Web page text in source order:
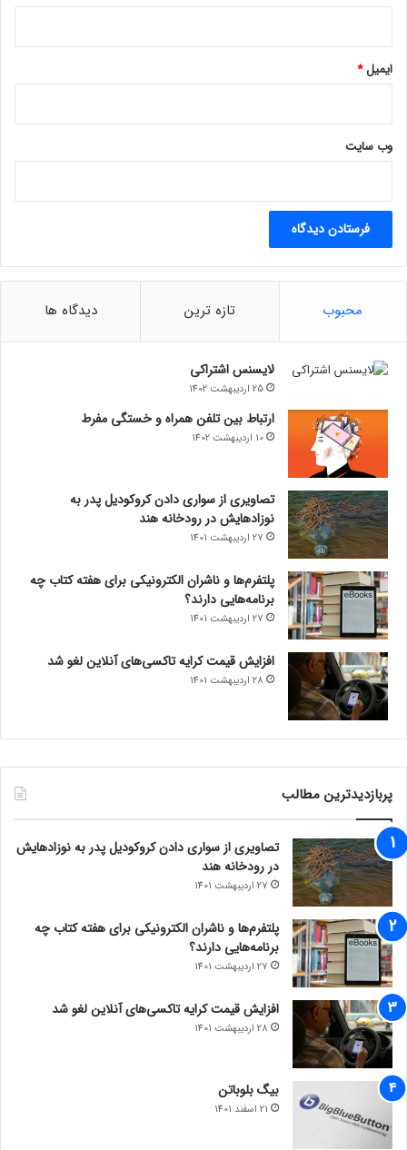
ایمیل*
وب‌ سایت
محبوب تازه ترین دیدگاه ها
لایسنس اشتراکی
25 اردیبهشت 1402
ارتباط بین تلفن همراه و خستگی مفرط
10 اردیبهشت 1402
تصاویری از سواری دادن کروکودیل پدر به
نوزادهایش در رودخانه هند
27 اردیبهشت 1401
پلتفرم‌ها و ناشران الکترونیکی برای هفته کتاب چه
برنامه‌هایی دارند؟
27 اردیبهشت 1401
افزایش قیمت کرایه تاکسی‌های آنلاین لغو شد
28 اردیبهشت 1401
پربازدیدترین مطالب
تصاویری از سواری دادن کروکودیل پدر به نوزادهایش
در رودخانه هند
27 اردیبهشت 1401
پلتفرم‌ها و ناشران الکترونیکی برای هفته کتاب چه
برنامه‌هایی دارند؟
27 اردیبهشت 1401
افزایش قیمت کرایه تاکسی‌های آنلاین لغو شد
28 اردیبهشت 1401
بیگ بلوباتن
21 اسفند 1401